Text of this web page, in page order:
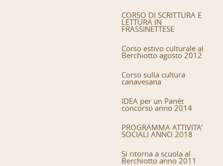
CORSO DI SCRITTURA E
LETTURA IN
FRASSINETTESE
Corso estivo culturale al
Berchiotto agosto 2012
Corso sulla cultura
canavesana
IDEA per un Panèt
concorso anno 2014
PROGRAMMA ATTIVITA'
SOCIALI ANNO 2018
Si ritorna a scuola al
Berchiotto anno 2011